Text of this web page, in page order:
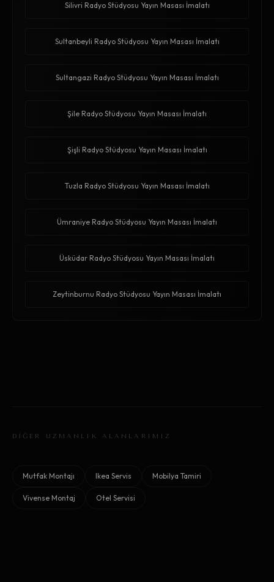
Silivri Radyo Stüdyosu Yayın Masası İmalatı
Sultanbeyli Radyo Stüdyosu Yayın Masası İmalatı
Sultangazi Radyo Stüdyosu Yayın Masası İmalatı
Şile Radyo Stüdyosu Yayın Masası İmalatı
Şişli Radyo Stüdyosu Yayın Masası İmalatı
Tuzla Radyo Stüdyosu Yayın Masası İmalatı
Ümraniye Radyo Stüdyosu Yayın Masası İmalatı
Üsküdar Radyo Stüdyosu Yayın Masası İmalatı
Zeytinburnu Radyo Stüdyosu Yayın Masası İmalatı
DİĞER UZMANLIK ALANLARIMIZ
Mutfak Montajı Ikea Servis Mobilya Tamiri
Vivense Montaj Otel Servisi